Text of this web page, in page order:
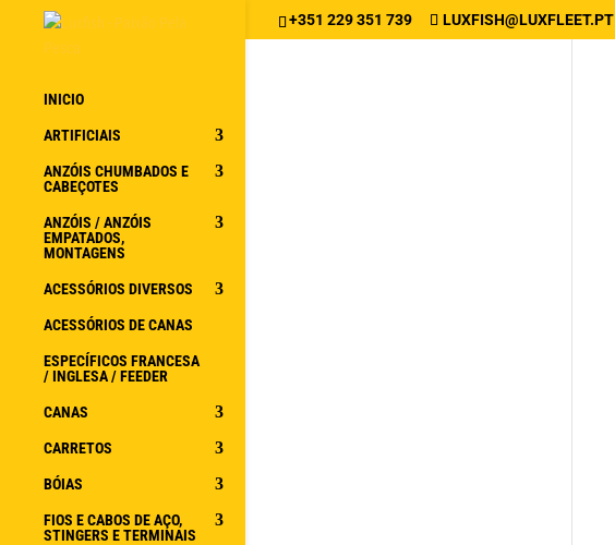
+351 229 351 739 LUXFISH@LUXFLEET.PT
INICIO
ARTIFICIAIS
ANZÓIS CHUMBADOS E
CABEÇOTES
ANZÓIS / ANZÓIS
EMPATADOS,
MONTAGENS
ACESSÓRIOS DIVERSOS
ACESSÓRIOS DE CANAS
ESPECÍFICOS FRANCESA
/ INGLESA / FEEDER
CANAS
CARRETOS
BÓIAS
FIOS E CABOS DE AÇO,
STINGERS E TERMINAIS